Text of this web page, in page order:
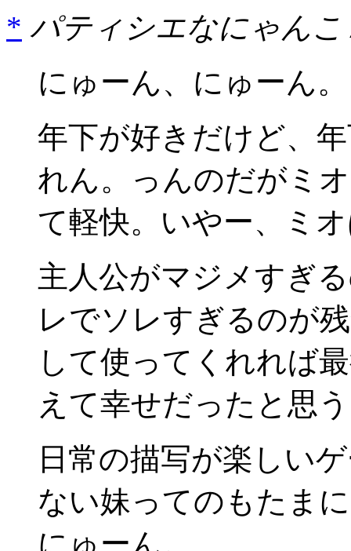
* パティシエなにゃんこ
にゅーん、にゅーん
年下が好きだけど、
れん。っんのだがミ
て軽快。いやー、ミ
主人公がマジメすぎ
レでソレすぎるのが
して使ってくれれば
えて幸せだったと思
日常の描写が楽しい
ない妹ってのもたま
にゅーん。